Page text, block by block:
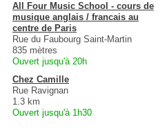
All Four Music School - cours de
musique anglais / francais au
centre de Paris
Rue du Faubourg Saint-Martin
835 mètres
Ouvert jusqu'à 20h
Chez Camille
Rue Ravignan
1.3 km
Ouvert jusqu'à 1h30